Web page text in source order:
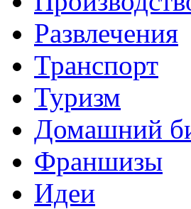
Развлечения
Транспорт
Туризм
Домашний
Франшизы
Идеи